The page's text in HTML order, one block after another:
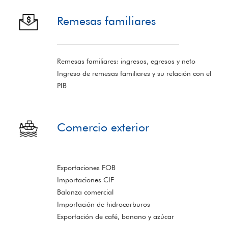
Remesas familiares
Remesas familiares: ingresos, egresos y neto
Ingreso de remesas familiares y su relación con el
PIB
Comercio exterior
Exportaciones FOB
Importaciones CIF
Balanza comercial
Importación de hidrocarburos
Exportación de café, banano y azúcar